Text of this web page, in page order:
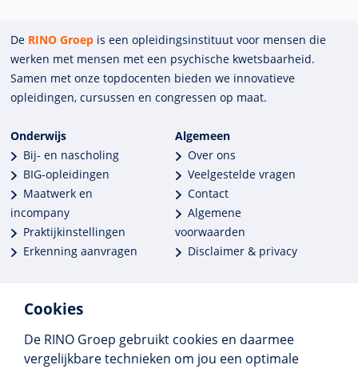
Cookies
De RINO Groep gebruikt cookies en daarmee
vergelijkbare technieken om jou een optimale
De RINO Groep is een opleidings­insti­tuut voor mensen die
werken met mensen met een psychische kwets­baar­heid.
Samen met onze top­docenten bieden we innova­tieve
opleidingen, cursussen en congres­sen op maat.
Onderwijs
Bij- en nascholing
BIG-opleidingen
Maatwerk en
incompany
Praktijkinstellingen
Erkenning aanvragen
Algemeen
Over ons
Veelgestelde vragen
Contact
Algemene
voorwaarden
Disclaimer & privacy
Meer dan 250 opleidingen